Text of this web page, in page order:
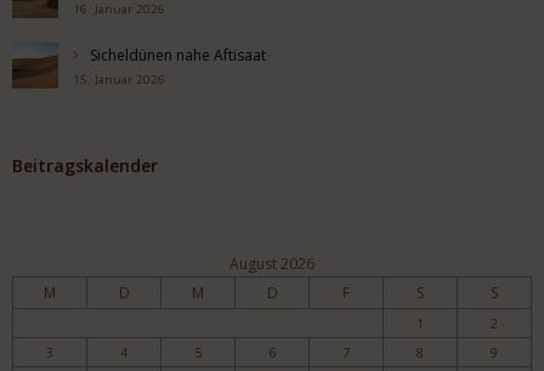
16. Januar 2026
Sicheldünen nahe Aftisaat
15. Januar 2026
Beitragskalender
August 2026
M D M D F S S
1
2
3
4 5 6 7 8
9